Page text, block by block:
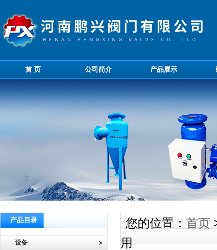
首 页 公司简介 产品展示
产品目录
设备
您的位置： 首页
用